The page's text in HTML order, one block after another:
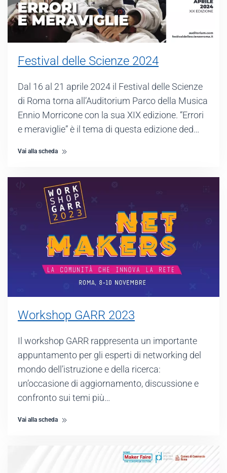
Festival delle Scienze 2024
Dal 16 al 21 aprile 2024 il Festival delle Scienze
di Roma torna all’Auditorium Parco della Musica
Ennio Morricone con la sua XIX edizione. “Errori
e meraviglie” è il tema di questa edizione ded…
Vai alla scheda
Workshop GARR 2023
Il workshop GARR rappresenta un importante
appuntamento per gli esperti di networking del
mondo dell’istruzione e della ricerca:
un’occasione di aggiornamento, discussione e
confronto sui temi più…
Vai alla scheda